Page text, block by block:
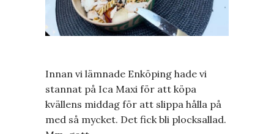
Innan vi lämnade Enköping hade vi
stannat på Ica Maxi för att köpa
kvällens middag för att slippa hålla på
med så mycket. Det fick bli plocksallad.